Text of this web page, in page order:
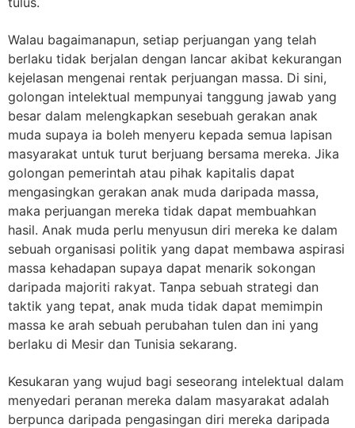
Walau bagaimanapun, setiap perjuangan yang telah
berlaku tidak berjalan dengan lancar akibat kekurangan
kejelasan mengenai rentak perjuangan massa. Di sini,
golongan intelektual mempunyai tanggung jawab yang
besar dalam melengkapkan sesebuah gerakan anak
muda supaya ia boleh menyeru kepada semua lapisan
masyarakat untuk turut berjuang bersama mereka. Jika
golongan pemerintah atau pihak kapitalis dapat
mengasingkan gerakan anak muda daripada massa,
maka perjuangan mereka tidak dapat membuahkan
hasil. Anak muda perlu menyusun diri mereka ke dalam
sebuah organisasi politik yang dapat membawa aspirasi
massa kehadapan supaya dapat menarik sokongan
daripada majoriti rakyat. Tanpa sebuah strategi dan
taktik yang tepat, anak muda tidak dapat memimpin
massa ke arah sebuah perubahan tulen dan ini yang
berlaku di Mesir dan Tunisia sekarang.
Kesukaran yang wujud bagi seseorang intelektual dalam
menyedari peranan mereka dalam masyarakat adalah
berpunca daripada pengasingan diri mereka daripada